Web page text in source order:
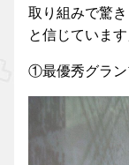
取り組みで驚
と信じています
①最優秀グラン